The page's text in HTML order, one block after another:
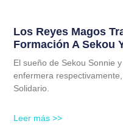
Los Reyes Magos
Formación A Sekou
El sueño de Sekou Sonnie
enfermera
Solidario.
Leer más >>